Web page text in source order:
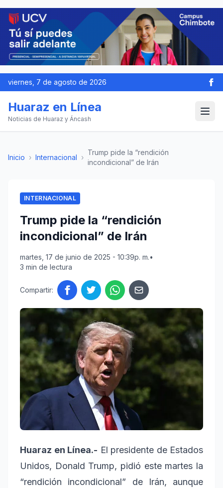
viernes, 7 de agosto de 2026
Huaraz en Línea
Noticias de Huaraz y Áncash
Inicio › Internacional ›
Trump pide la “rendición
incondicional” de Irán
INTERNACIONAL
Trump pide la “rendición
incondicional” de Irán
martes, 17 de junio de 2025 - 10:39p. m.•
3 min de lectura
Compartir:
Huaraz en Línea.- El presidente de Estados
Unidos, Donald Trump, pidió este martes la
“rendición incondicional” de Irán, aunque